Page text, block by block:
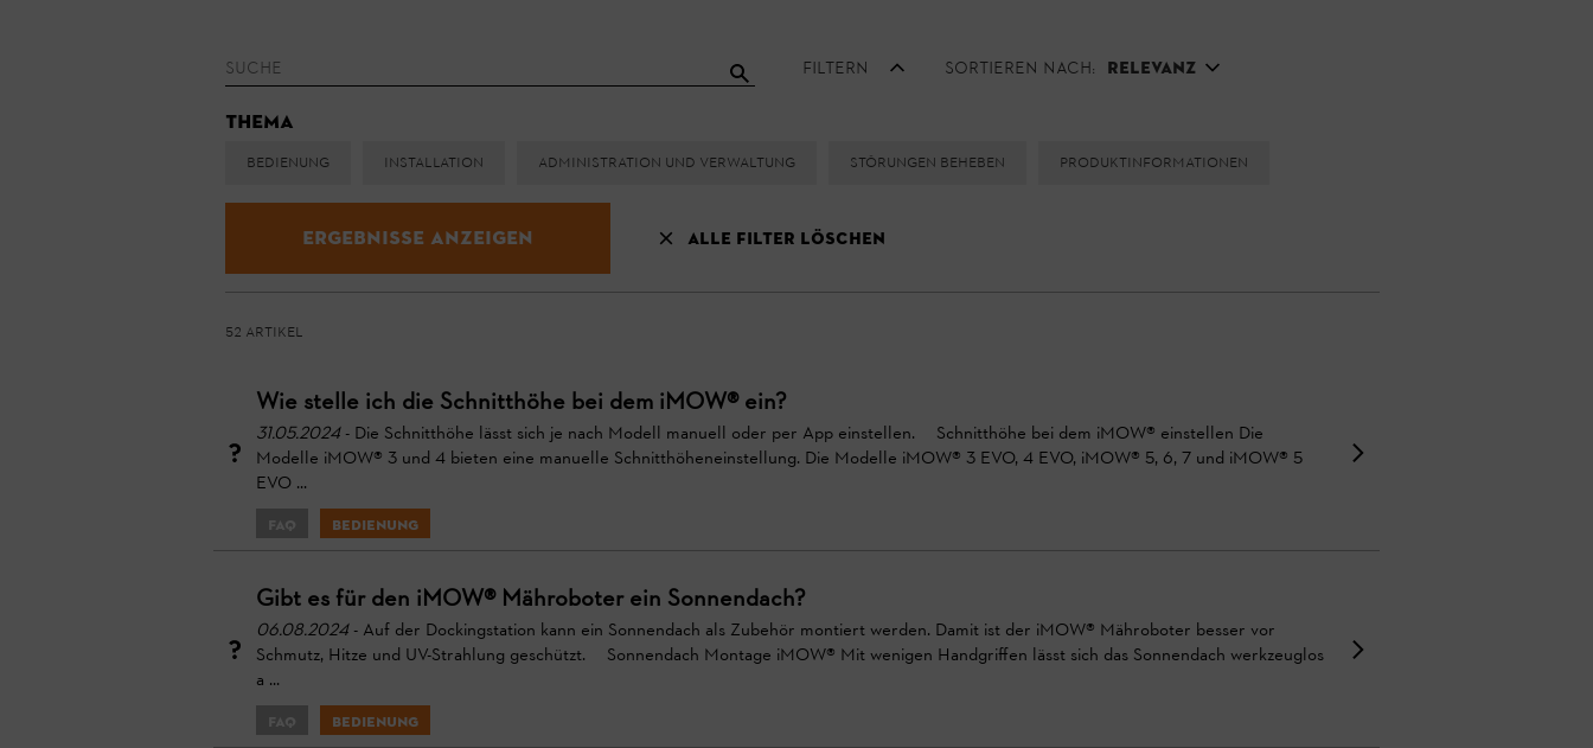
Filtern Sortieren nach: Relevanz
Thema
Bedienung Installation Administration und Verwaltung Störungen beheben Produktinformationen
Ergebnisse Anzeigen Alle Filter löschen
52 Artikel
Wie stelle ich die Schnitthöhe bei dem iMOW® ein?
31.05.2024- Die Schnitthöhe lässt sich je nach Modell manuell oder per App einstellen. Schnitthöhe bei dem iMOW® einstellen Die
Modelle iMOW® 3 und 4 bieten eine manuelle Schnitthöheneinstellung. Die Modelle iMOW® 3 EVO, 4 EVO, iMOW® 5, 6, 7 und iMOW® 5
EVO ...
FAQ Bedienung
Gibt es für den iMOW® Mähroboter ein Sonnendach?
06.08.2024- Auf der Dockingstation kann ein Sonnendach als Zubehör montiert werden. Damit ist der iMOW® Mähroboter besser vor
Schmutz, Hitze und UV-Strahlung geschützt. Sonnendach Montage iMOW® Mit wenigen Handgriffen lässt sich das Sonnendach werkzeuglos
a ...
FAQ Bedienung